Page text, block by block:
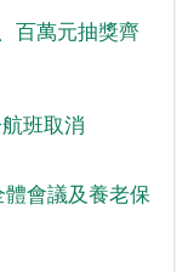
百萬元抽獎齊
班取消
會議及養老保